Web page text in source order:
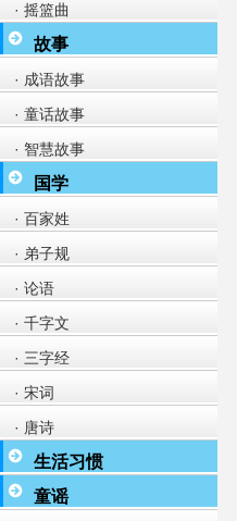
· 摇篮曲
故事
· 成语故事
· 童话故事
· 智慧故事
国学
· 百家姓
· 弟子规
· 论语
· 千字文
· 三字经
· 宋词
· 唐诗
生活习惯
童谣